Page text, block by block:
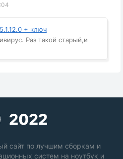
+ ключ
Раз такой старый,и
2022
сайт по лучшим сборкам и
систем на ноутбук и